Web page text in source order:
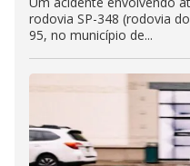
rodovia SP-348 (rodovia
95, no município de...